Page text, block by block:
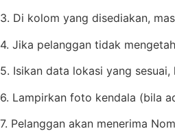
3. Di kolom yang disediakan,
4. Jika pelanggan tidak
5. Isikan data lokasi yang sesuai,
6. Lampirkan foto kendala (bila
7. Pelanggan akan menerima